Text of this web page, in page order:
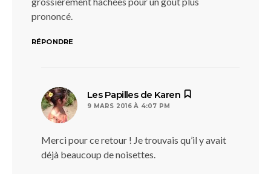
prononcé.
RÉPONDRE
Les Papilles de Karen
9 MARS 2016 À 4:07 PM
Merci pour ce retour ! Je trouvais qu’il y avait
déjà beaucoup de noisettes.